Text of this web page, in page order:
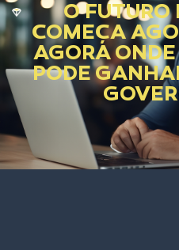
O FUTURO
COMEÇA
AGORA
PODE